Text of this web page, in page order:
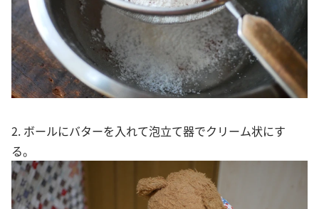
2. ボールにバターを入れて泡立て器でクリーム状にす
る。